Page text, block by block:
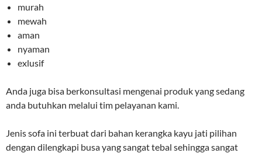
murah
mewah
aman
nyaman
exlusif
Anda juga bisa berkonsultasi mengenai produk yang sedang
anda butuhkan melalui tim pelayanan kami.
Jenis sofa ini terbuat dari bahan kerangka kayu jati pilihan
dengan dilengkapi busa yang sangat tebal sehingga sangat